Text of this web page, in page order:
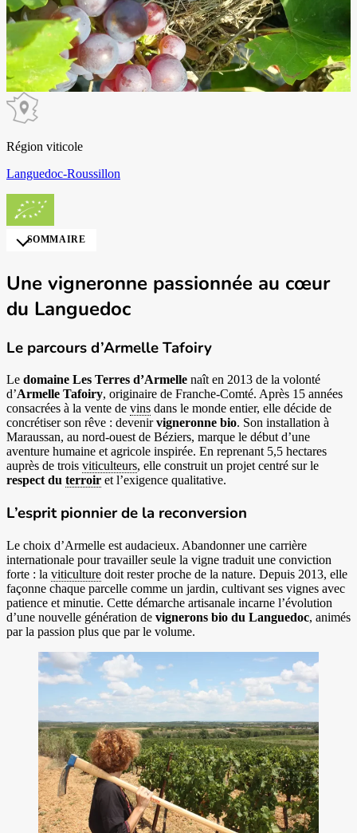
Région viticole
Languedoc-Roussillon
SOMMAIRE
Une vigneronne passionnée au cœur
du Languedoc
Le parcours d’Armelle Tafoiry
Le domaine Les Terres d’Armelle naît en 2013 de la volonté
d’Armelle Tafoiry, originaire de Franche-Comté. Après 15 années
consacrées à la vente de vins dans le monde entier, elle décide de
concrétiser son rêve : devenirvigneronne bio. Son installation à
Maraussan, au nord-ouest de Béziers, marque le début d’une
aventure humaine et agricole inspirée. En reprenant 5,5 hectares
auprès de trois viticulteurs, elle construit un projet centré sur le
respect du terroir et l’exigence qualitative.
L’esprit pionnier de la reconversion
Le choix d’Armelle est audacieux. Abandonner une carrière
internationale pour travailler seule la vigne traduit une conviction
forte : la viticulture doit rester proche de la nature. Depuis 2013, elle
façonne chaque parcelle comme un jardin, cultivant ses vignes avec
patience et minutie. Cette démarche artisanale incarne l’évolution
d’une nouvelle génération de vignerons bio du Languedoc, animés
par la passion plus que par le volume.